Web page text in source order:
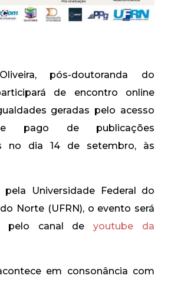
pós-doutoranda do
de encontro online
geradas pelo acesso
pago de publicações
no dia 14 de setembro, às
pela Universidade Federal do
Norte (UFRN), o evento será
pelo canal deyoutube da
em consonância com